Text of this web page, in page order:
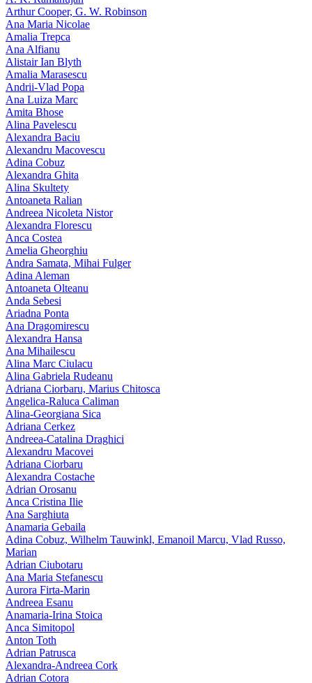
Arthur Cooper, G. W. Robinson
Ana Maria Nicolae
Amalia Trepca
Ana Alfianu
Alistair Ian Blyth
Amalia Marasescu
Andrii-Vlad Popa
Ana Luiza Marc
Amita Bhose
Alina Pavelescu
Alexandra Baciu
Alexandru Macovescu
Adina Cobuz
Alexandra Ghita
Alina Skultety
Antoaneta Ralian
Andreea Nicoleta Nistor
Alexandra Florescu
Anca Costea
Amelia Gheorghiu
Andra Samata, Mihai Fulger
Adina Aleman
Antoaneta Olteanu
Anda Sebesi
Ariadna Ponta
Ana Dragomirescu
Alexandra Hansa
Ana Mihailescu
Alina Marc Ciulacu
Alina Gabriela Rudeanu
Adriana Ciorbaru, Marius Chitosca
Angelica-Raluca Caliman
Alina-Georgiana Sica
Adriana Cerkez
Andreea-Catalina Draghici
Alexandru Macovei
Adriana Ciorbaru
Alexandra Costache
Adrian Orosanu
Anca Cristina Ilie
Ana Sarghiuta
Anamaria Gebaila
Adina Cobuz, Wilhelm Tauwinkl, Emanoil Marcu, Vlad Russo,
Marian
Adrian Ciubotaru
Ana Maria Stefanescu
Aurora Firta-Marin
Andreea Esanu
Anamaria-Irina Stoica
Anca Simitopol
Anton Toth
Adrian Patrusca
Alexandra-Andreea Cork
Adrian Cotora